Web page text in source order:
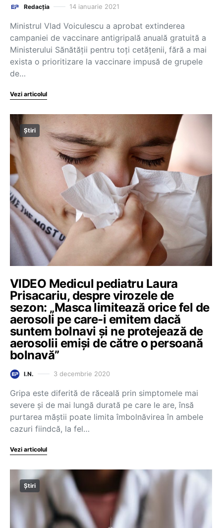
Redacția 14 ianuarie 2021
Ministrul Vlad Voiculescu a aprobat extinderea
campaniei de vaccinare antigripală anuală gratuită a
Ministerului Sănătății pentru toți cetățenii, fără a mai
exista o prioritizare la vaccinare impusă de grupele
de…
Vezi articolul
Știri
VIDEO Medicul pediatru Laura
Prisacariu, despre virozele de
sezon: „Masca limitează orice fel de
aerosoli pe care-i emitem dacă
suntem bolnavi și ne protejează de
aerosolii emiși de către o persoană
bolnavă”
I.N. 3 decembrie 2020
Gripa este diferită de răceală prin simptomele mai
severe și de mai lungă durată pe care le are, însă
purtarea măștii poate limita îmbolnăvirea în ambele
cazuri fiindcă, la fel…
Vezi articolul
Știri